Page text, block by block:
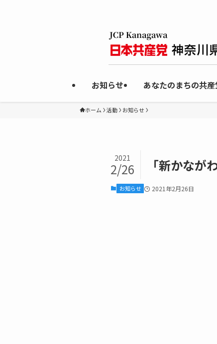
お知らせ あなたのまちの共
ホーム 活動 お知らせ
「新かな
2021
2/26
お知らせ 2021年2月26日